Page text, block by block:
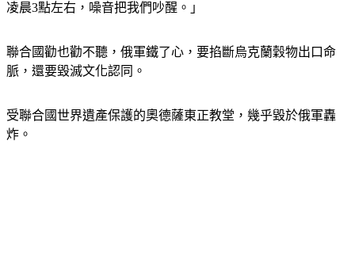
凌晨3點左右，噪音把我們吵醒。」
聯合國勸也勸不聽，俄軍鐵了心，要掐斷烏克蘭穀物出口命
脈，還要毀滅文化認同。
受聯合國世界遺產保護的奧德薩東正教堂，幾乎毀於俄軍轟
炸。